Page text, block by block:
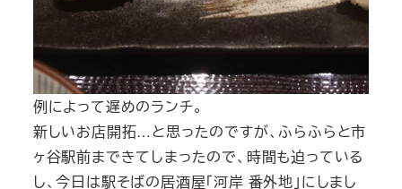
例によって遅めのランチ。
新しいお店開拓…と思ったのですが、ふらふらと市
ヶ谷駅前まできてしまったので、時間も迫っている
し、今日は駅そばの居酒屋「河岸 番外地」にしまし